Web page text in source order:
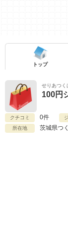
せりあつく
100円
クチコミ 0件
所在地 茨城県つ
トップ